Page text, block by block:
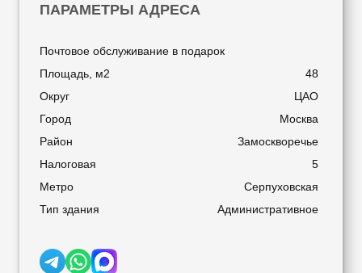
ПАРАМЕТРЫ АДРЕСА
Почтовое обслуживание в подарок
Площадь, м2
48
Округ
ЦАО
Город
Москва
Район
Замоскворечье
Налоговая
5
Метро
Серпуховская
Тип здания
Административное